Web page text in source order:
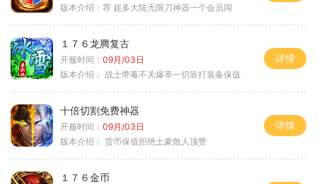
版本介绍： 荐 超多大陆无限刀神器一个会员闯
１７６龙腾复古
开服时间： 09月/03日
版本介绍： 战士带毒不关爆率一切靠打装备保值
详情
十倍切割免费神器
开服时间： 09月/03日
版本介绍： 货币保值拒绝土豪散人顶赞
详情
１７６金币